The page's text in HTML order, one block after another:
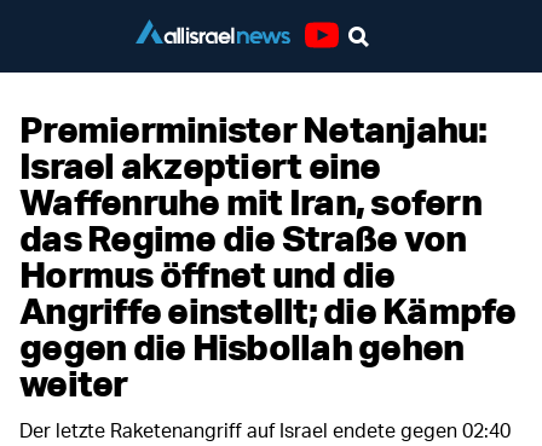
Premierminister Netanjahu:
Israel akzeptiert eine
Waffenruhe mit Iran, sofern
das Regime die Straße von
Hormus öffnet und die
Angriffe einstellt; die Kämpfe
gegen die Hisbollah gehen
weiter
Der letzte Raketenangriff auf Israel endete gegen 02:40